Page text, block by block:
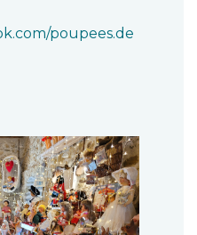
poupees.de